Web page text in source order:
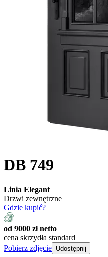
DB 749
Linia Elegant
Drzwi zewnętrzne
Gdzie kupić?
od 9000 zł netto
cena skrzydła standard
Pobierz zdjęcie Udostępnij